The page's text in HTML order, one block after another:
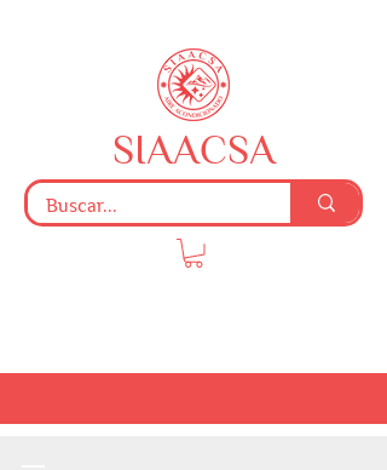
SIAACSA